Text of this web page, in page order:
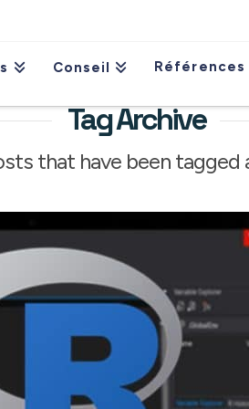
Conseil Références
Tag Archive
that have been tagged